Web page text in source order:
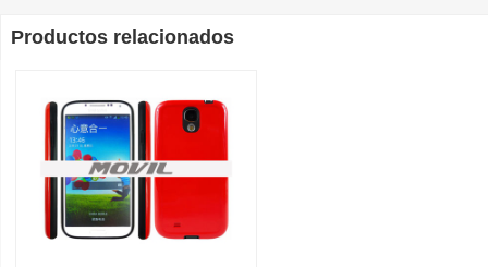
Productos relacionados